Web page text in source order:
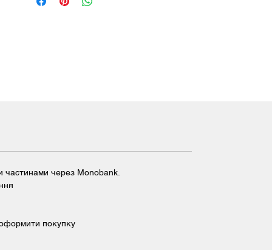
через Monobank.
покупку